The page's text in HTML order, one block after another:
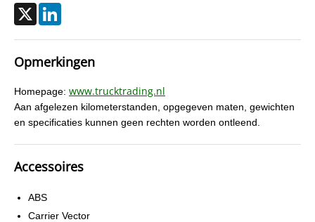
Opmerkingen
Homepage: www.trucktrading.nl
Aan afgelezen kilometerstanden, opgegeven maten, gewichten
en specificaties kunnen geen rechten worden ontleend.
Accessoires
ABS
Carrier Vector